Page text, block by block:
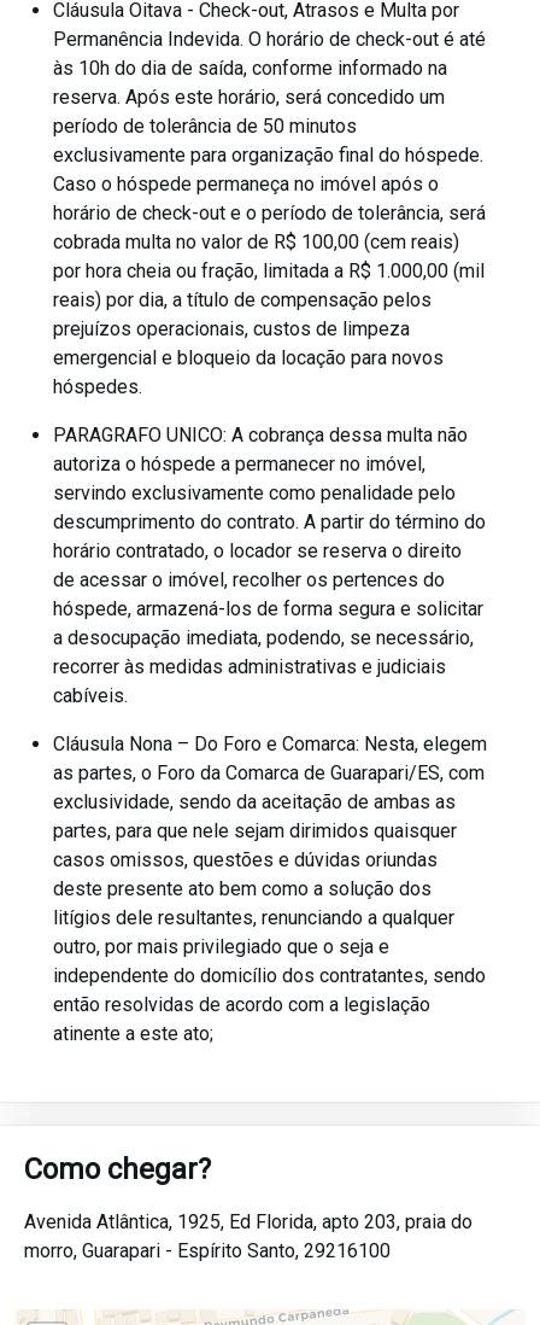
Cláusula Oitava - Check-out, Atrasos e Multa por
Permanência Indevida. O horário de check-out é até
às 10h do dia de saída, conforme informado na
reserva. Após este horário, será concedido um
período de tolerância de 50 minutos
exclusivamente para organização final do hóspede.
Caso o hóspede permaneça no imóvel após o
horário de check-out e o período de tolerância, será
cobrada multa no valor de R$ 100,00 (cem reais)
por hora cheia ou fração, limitada a R$ 1.000,00 (mil
reais) por dia, a título de compensação pelos
prejuízos operacionais, custos de limpeza
emergencial e bloqueio da locação para novos
hóspedes.
PARAGRAFO UNICO: A cobrança dessa multa não
autoriza o hóspede a permanecer no imóvel,
servindo exclusivamente como penalidade pelo
descumprimento do contrato. A partir do término do
horário contratado, o locador se reserva o direito
de acessar o imóvel, recolher os pertences do
hóspede, armazená-los de forma segura e solicitar
a desocupação imediata, podendo, se necessário,
recorrer às medidas administrativas e judiciais
cabíveis.
Cláusula Nona – Do Foro e Comarca: Nesta, elegem
as partes, o Foro da Comarca de Guarapari/ES, com
exclusividade, sendo da aceitação de ambas as
partes, para que nele sejam dirimidos quaisquer
casos omissos, questões e dúvidas oriundas
deste presente ato bem como a solução dos
litígios dele resultantes, renunciando a qualquer
outro, por mais privilegiado que o seja e
independente do domicílio dos contratantes, sendo
então resolvidas de acordo com a legislação
atinente a este ato;
Como chegar?
Avenida Atlântica, 1925, Ed Florida, apto 203, praia do
morro, Guarapari - Espírito Santo, 29216100